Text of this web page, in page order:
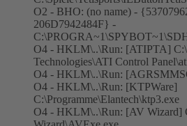
O2 - BHO: (no name) -
206D7942484F} -
O4 - HKLM\..\Run: [ATIPTA]
Technologies\ATI Control
O4 - HKLM\..\Run:
O4 - HKLM\..\Run: [KTPWare]
C:\Programme\Elantech\ktp3.exe
O4 - HKLM\..\Run: [AV Wizard]